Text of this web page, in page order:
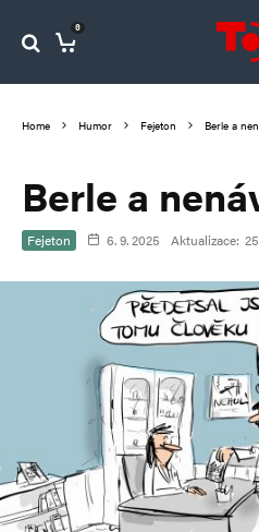
0
Home Humor Fejeton Berle a
Berle a
Fejeton 6. 9. 2025 Aktualizace: